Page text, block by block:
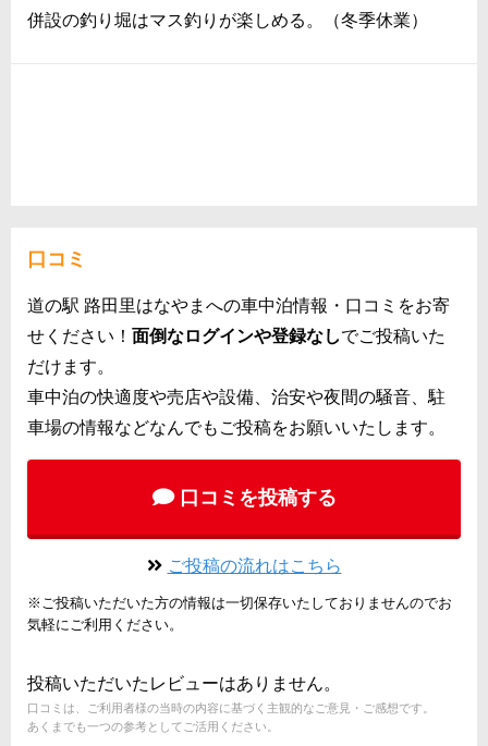
併設の釣り堀はマス釣りが楽しめる。（冬季休業）
口コミ
道の駅 路田里はなやまへの車中泊情報・口コミをお寄
せください！ 面倒なログインや登録なしでご投稿いた
だけます。
車中泊の快適度や売店や設備、治安や夜間の騒音、駐
車場の情報などなんでもご投稿をお願いいたします。
口コミを投稿する
ご投稿の流れはこちら
※ご投稿いただいた方の情報は一切保存いたしておりませんのでお
気軽にご利用ください。
投稿いただいたレビューはありません。
口コミは、ご利用者様の当時の内容に基づく主観的なご意見・ご感想です。
あくまでも一つの参考としてご活用ください。